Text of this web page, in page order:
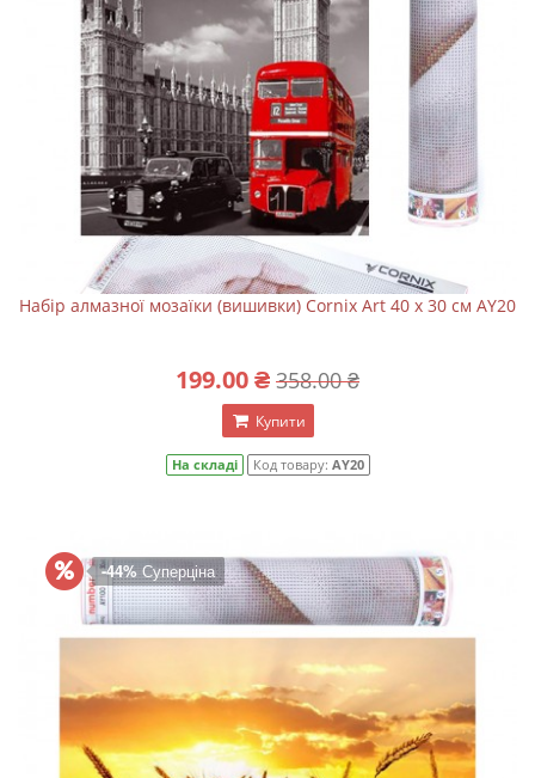
Набір алмазної мозаїки (вишивки) Cornix Art 40 x 30 см AY20
199.00 ₴ 358.00 ₴
Купити
На складі Код товару: AY20
-44% Суперціна